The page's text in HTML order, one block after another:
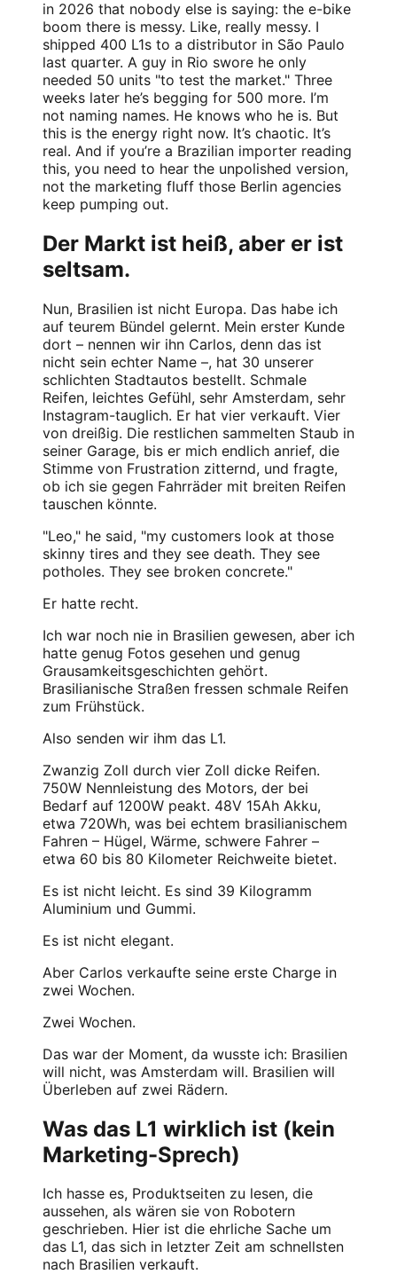
in 2026 that nobody else is saying: the e-bike
boom there is messy. Like, really messy. I
shipped 400 L1s to a distributor in São Paulo
last quarter. A guy in Rio swore he only
needed 50 units "to test the market." Three
weeks later he’s begging for 500 more. I’m
not naming names. He knows who he is. But
this is the energy right now. It’s chaotic. It’s
real. And if you’re a Brazilian importer reading
this, you need to hear the unpolished version,
not the marketing fluff those Berlin agencies
keep pumping out.
Der Markt ist heiß, aber er ist
seltsam.
Nun, Brasilien ist nicht Europa. Das habe ich
auf teurem Bündel gelernt. Mein erster Kunde
dort – nennen wir ihn Carlos, denn das ist
nicht sein echter Name –, hat 30 unserer
schlichten Stadtautos bestellt. Schmale
Reifen, leichtes Gefühl, sehr Amsterdam, sehr
Instagram-tauglich. Er hat vier verkauft. Vier
von dreißig. Die restlichen sammelten Staub in
seiner Garage, bis er mich endlich anrief, die
Stimme von Frustration zitternd, und fragte,
ob ich sie gegen Fahrräder mit breiten Reifen
tauschen könnte.
"Leo," he said, "my customers look at those
skinny tires and they see death. They see
potholes. They see broken concrete."
Er hatte recht.
Ich war noch nie in Brasilien gewesen, aber ich
hatte genug Fotos gesehen und genug
Grausamkeitsgeschichten gehört.
Brasilianische Straßen fressen schmale Reifen
zum Frühstück.
Also senden wir ihm das L1.
Zwanzig Zoll durch vier Zoll dicke Reifen.
750W Nennleistung des Motors, der bei
Bedarf auf 1200W peakt. 48V 15Ah Akku,
etwa 720Wh, was bei echtem brasilianischem
Fahren – Hügel, Wärme, schwere Fahrer –
etwa 60 bis 80 Kilometer Reichweite bietet.
Es ist nicht leicht. Es sind 39 Kilogramm
Aluminium und Gummi.
Es ist nicht elegant.
Aber Carlos verkaufte seine erste Charge in
zwei Wochen.
Zwei Wochen.
Das war der Moment, da wusste ich: Brasilien
will nicht, was Amsterdam will. Brasilien will
Überleben auf zwei Rädern.
Was das L1 wirklich ist (kein
Marketing-Sprech)
Ich hasse es, Produktseiten zu lesen, die
aussehen, als wären sie von Robotern
geschrieben. Hier ist die ehrliche Sache um
das L1, das sich in letzter Zeit am schnellsten
nach Brasilien verkauft.